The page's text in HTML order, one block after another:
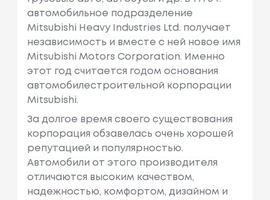
автомобильное подразделение
Mitsubishi Heavy Industries Ltd. получает
независимость и вместе с ней новое имя
Mitsubishi Motors Corporation. Именно
этот год считается годом основания
автомобилестроительной корпорации
Mitsubishi.
За долгое время своего существования
корпорация обзавелась очень хорошей
репутацией и популярностью.
Автомобили от этого производителя
отличаются высоким качеством,
надежностью, комфортом, дизайном и